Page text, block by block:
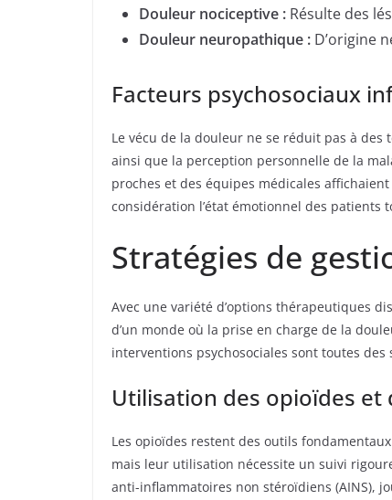
Douleur nociceptive : Résulte des
Douleur neuropathique : D’origine
Facteurs psychosociaux
Le vécu de la douleur ne se réduit pas à
ainsi que la perception personnelle de la
proches et des équipes médicales
considération l’état émotionnel des patients
Stratégies de
Avec une variété d’options thérapeutiques
d’un monde où la prise en charge de la
interventions psychosociales sont toutes
Utilisation des opioïdes et
Les opioïdes restent des outils
mais leur utilisation nécessite un suivi
anti-inflammatoires non stéroïdiens (AINS),